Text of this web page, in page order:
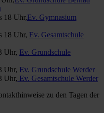
18 Uhr,Ev. Gymnasium
18 Uhr, Ev. Gesamtschule
Uhr, Ev. Grundschule
Uhr, Ev. Grundschule Werder
Uhr, Ev. Gesamtschule Werder
zu den Tagen der